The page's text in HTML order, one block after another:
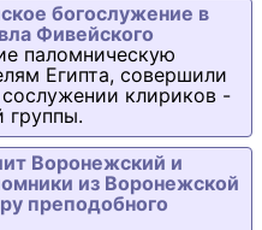
богослужение в
Фивейского
паломническую
Египта, совершили
клириков -
группы.
Воронежский и
из Воронежской
преподобного